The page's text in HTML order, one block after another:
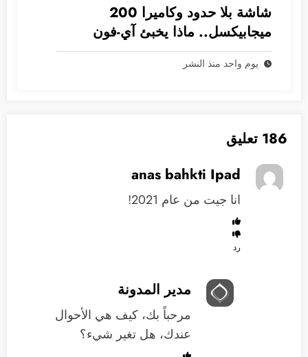
شاشة بلا حدود وكاميرا 200
ميجابيكسل.. ماذا يخبئ آي-فون
2028؟
يوم واحد منذ النشر
186 تعليق
anas bahkti Ipad
انا جيت من عام 2021!
رد
مدير المدونة
مرحباً بك، كيف هي الأحوال
عندك، هل تغير شيء؟